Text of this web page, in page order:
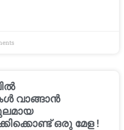
വാങ്ങാൻ
ഒരു മേള !